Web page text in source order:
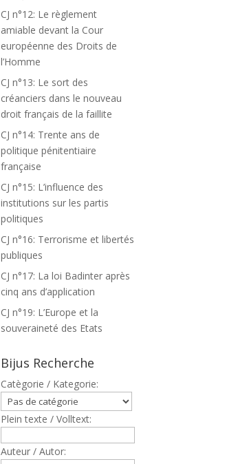
CJ n°12: Le règlement
amiable devant la Cour
européenne des Droits de
l’Homme
CJ n°13: Le sort des
créanciers dans le nouveau
droit français de la faillite
CJ n°14: Trente ans de
politique pénitentiaire
française
CJ n°15: L’influence des
institutions sur les partis
politiques
CJ n°16: Terrorisme et libertés
publiques
CJ n°17: La loi Badinter après
cinq ans d’application
CJ n°19: L’Europe et la
souveraineté des Etats
Bijus Recherche
Catègorie / Kategorie:
Plein texte / Volltext:
Auteur / Autor: